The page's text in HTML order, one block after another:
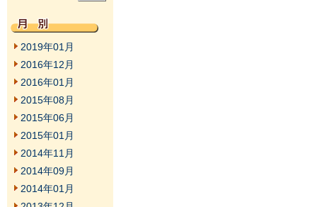
2019年01月
2016年12月
2016年01月
2015年08月
2015年06月
2015年01月
2014年11月
2014年09月
2014年01月